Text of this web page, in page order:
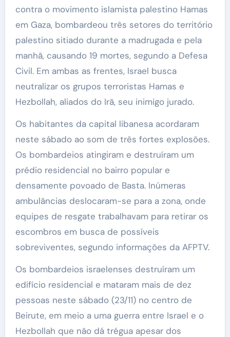
contra o movimento islamista palestino Hamas
em Gaza, bombardeou três setores do território
palestino sitiado durante a madrugada e pela
manhã, causando 19 mortes, segundo a Defesa
Civil. Em ambas as frentes, Israel busca
neutralizar os grupos terroristas Hamas e
Hezbollah, aliados do Irã, seu inimigo jurado.
Os habitantes da capital libanesa acordaram
neste sábado ao som de três fortes explosões.
Os bombardeios atingiram e destruíram um
prédio residencial no bairro popular e
densamente povoado de Basta. Inúmeras
ambulâncias deslocaram-se para a zona, onde
equipes de resgate trabalhavam para retirar os
escombros em busca de possíveis
sobreviventes, segundo informações da AFPTV.
Os bombardeios israelenses destruíram um
edifício residencial e mataram mais de dez
pessoas neste sábado (23/11) no centro de
Beirute, em meio a uma guerra entre Israel e o
Hezbollah que não dá trégua apesar dos